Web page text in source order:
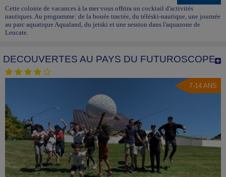
Cette colonie de vacances à la mer vous offrira un cocktail d'activités
nautiques. Au programme: de la bouée tractée, du téléski-nautique, une journée
au parc aquatique Aqualand, du jetski et une session dans l'aquazone de
Leucate.
DECOUVERTES AU PAYS DU FUTUROSCOPE
7-14 ANS